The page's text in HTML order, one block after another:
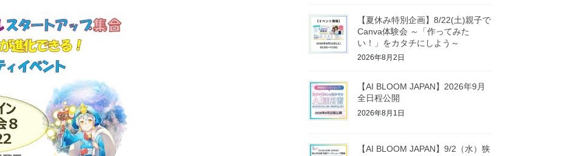
【夏休み特別企画】8/22(土)親子で
Canva体験会 ～「作ってみた
い！」をカタチにしよう～
2026年8月2日
【AI BLOOM JAPAN】2026年9月
全日程公開
2026年8月1日
【AI BLOOM JAPAN】9/2（水）狭